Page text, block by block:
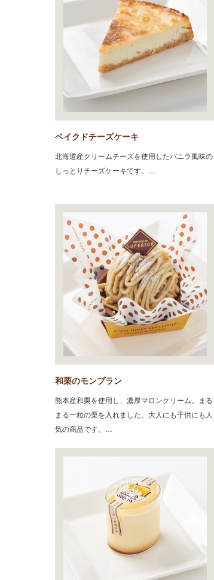
ベイクドチーズケーキ
北海道産クリームチーズを使用したバニラ風味の
しっとりチーズケーキです。…
和栗のモンブラン
熊本産和栗を使用し、濃厚マロンクリーム。まる
まる一粒の栗を入れました。大人にも子供にも人
気の商品です。…